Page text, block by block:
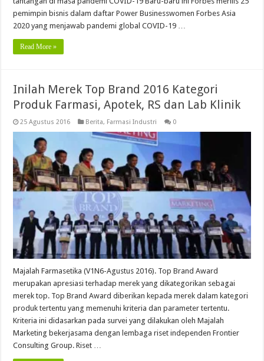
pemimpin bisnis dalam daftar Power Businesswomen Forbes Asia
2020 yang menjawab pandemi global COVID-19 …
Read More »
Inilah Merek Top Brand 2016 Kategori
Produk Farmasi, Apotek, RS dan Lab Klinik
25 Agustus 2016 Berita, Farmasi Industri 0
Majalah Farmasetika (V1N6-Agustus 2016). Top Brand Award
merupakan apresiasi terhadap merek yang dikategorikan sebagai
merek top. Top Brand Award diberikan kepada merek dalam kategori
produk tertentu yang memenuhi kriteria dan parameter tertentu.
Kriteria ini didasarkan pada survei yang dilakukan oleh Majalah
Marketing bekerjasama dengan lembaga riset independen Frontier
Consulting Group. Riset …